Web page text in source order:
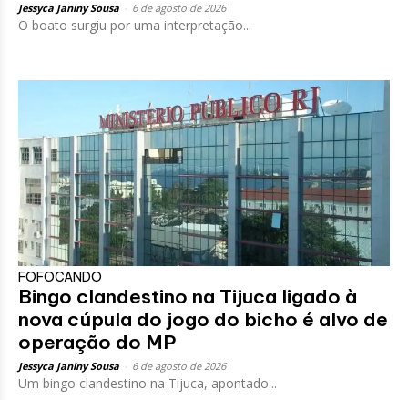
Jessyca Janiny Sousa 6 de agosto de 2026
O boato surgiu por uma interpretação...
FOFOCANDO
Bingo clandestino na Tijuca ligado à
nova cúpula do jogo do bicho é alvo de
operação do MP
Jessyca Janiny Sousa 6 de agosto de 2026
Um bingo clandestino na Tijuca, apontado...